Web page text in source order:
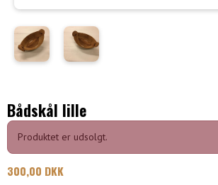
Bådskål lille
Produktet er udsolgt.
300,00 DKK